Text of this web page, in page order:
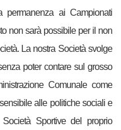
permanenza ai Campionati
non sarà possibile per il non
La nostra Società svolge
poter contare sul grosso
Comunale come
alle politiche sociali e
Sportive del proprio